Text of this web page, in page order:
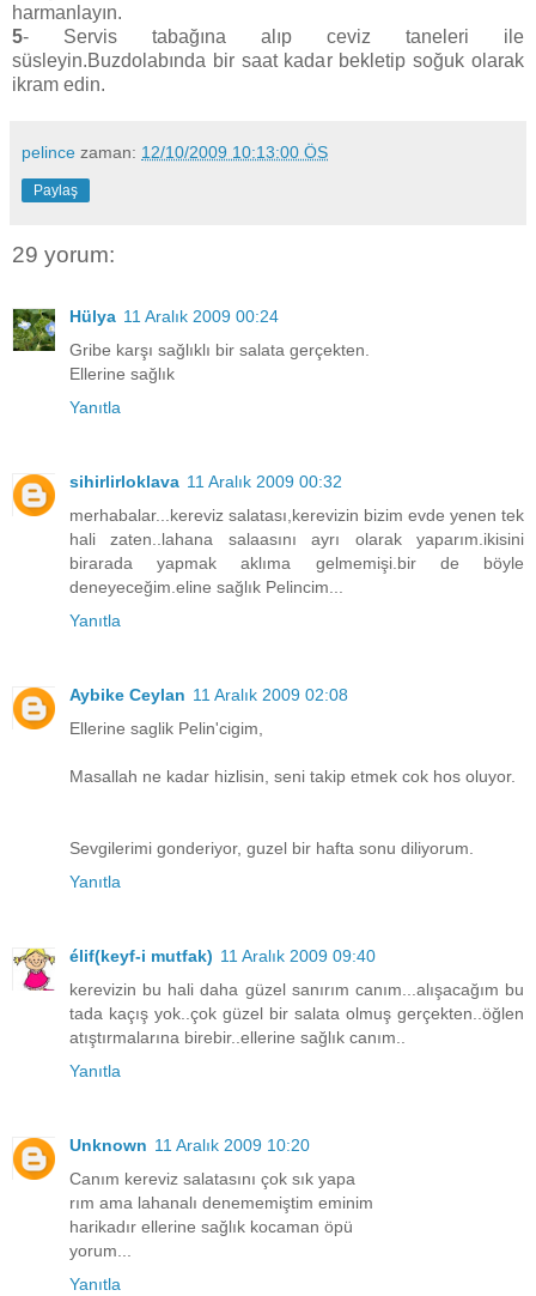
harmanlayın.
5- Servis tabağına alıp ceviz taneleri ile
süsleyin.Buzdolabında bir saat kadar bekletip soğuk olarak
ikram edin.
pelince zaman: 12/10/2009 10:13:00 ÖS
Paylaş
29 yorum:
Hülya 11 Aralık 2009 00:24
Gribe karşı sağlıklı bir salata gerçekten.
Ellerine sağlık
Yanıtla
sihirlirloklava 11 Aralık 2009 00:32
merhabalar...kereviz salatası,kerevizin bizim evde yenen tek
hali zaten..lahana salaasını ayrı olarak yaparım.ikisini
birarada yapmak aklıma gelmemişi.bir de böyle
deneyeceğim.eline sağlık Pelincim...
Yanıtla
Aybike Ceylan 11 Aralık 2009 02:08
Ellerine saglik Pelin'cigim,
Masallah ne kadar hizlisin, seni takip etmek cok hos oluyor.
Sevgilerimi gonderiyor, guzel bir hafta sonu diliyorum.
Yanıtla
élif(keyf-i mutfak) 11 Aralık 2009 09:40
kerevizin bu hali daha güzel sanırım canım...alışacağım bu
tada kaçış yok..çok güzel bir salata olmuş gerçekten..öğlen
atıştırmalarına birebir..ellerine sağlık canım..
Yanıtla
Unknown 11 Aralık 2009 10:20
Canım kereviz salatasını çok sık yapa
rım ama lahanalı denememiştim eminim
harikadır ellerine sağlık kocaman öpü
yorum...
Yanıtla